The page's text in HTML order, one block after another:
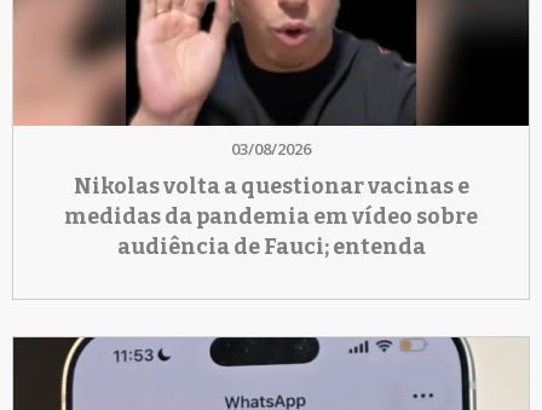
03/08/2026
Nikolas volta a questionar vacinas e
medidas da pandemia em vídeo sobre
audiência de Fauci; entenda